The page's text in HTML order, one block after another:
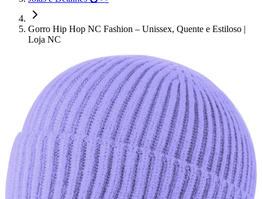
Gorro Hip Hop NC Fashion – Unissex, Quente e Estiloso |
Loja NC